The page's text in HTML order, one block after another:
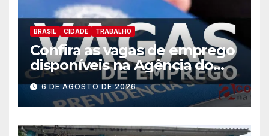
BRASIL CIDADE TRABALHO
Confira as vagas de emprego
disponíveis na Agência do
Trabalhador
6 DE AGOSTO DE 2026